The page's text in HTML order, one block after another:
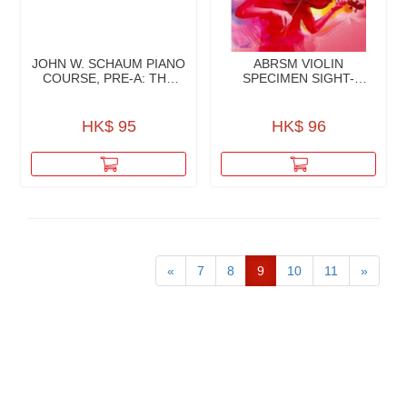
JOHN W. SCHAUM PIANO
COURSE, PRE-A: THE
HK$ 95
ABRSM VIOLIN
SPECIMEN SIGHT-
HK$ 96
« 7 8 9 10 11 »